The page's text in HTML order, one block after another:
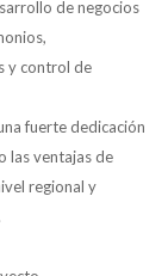
de negocios
y control de
fuerte dedicación
las ventajas de
regional y